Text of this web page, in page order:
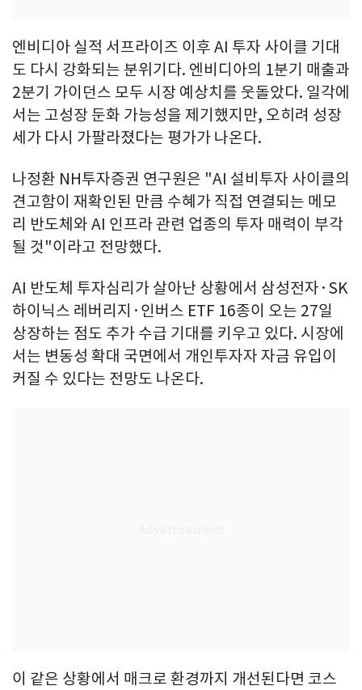
엔비디아 실적 서프라이즈 이후 AI 투자 사이클 기대
도 다시 강화되는 분위기다. 엔비디아의 1분기 매출과
2분기 가이던스 모두 시장 예상치를 웃돌았다. 일각에
서는 고성장 둔화 가능성을 제기했지만, 오히려 성장
세가 다시 가팔라졌다는 평가가 나온다.
나정환 NH투자증권 연구원은 "AI 설비투자 사이클의
견고함이 재확인된 만큼 수혜가 직접 연결되는 메모
리 반도체와 AI 인프라 관련 업종의 투자 매력이 부각
될 것"이라고 전망했다.
AI 반도체 투자심리가 살아난 상황에서 삼성전자·SK
하이닉스 레버리지·인버스 ETF 16종이 오는 27일
상장하는 점도 추가 수급 기대를 키우고 있다. 시장에
서는 변동성 확대 국면에서 개인투자자 자금 유입이
커질 수 있다는 전망도 나온다.
이 같은 상황에서 매크로 환경까지 개선된다면 코스